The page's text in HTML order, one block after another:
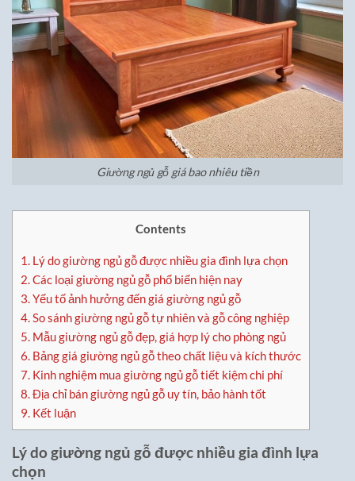
Giường ngủ gỗ giá bao nhiêu tiền
Contents
1. Lý do giường ngủ gỗ được nhiều gia đình lựa chọn
2.Các loại giường ngủ gỗ phổ biến hiện nay
3.Yếu tố ảnh hưởng đến giá giường ngủ gỗ
4.So sánh giường ngủ gỗ tự nhiên và gỗ công nghiệp
5. Mẫu giường ngủ gỗ đẹp, giá hợp lý cho phòng ngủ
6. Bảng giá giường ngủ gỗ theo chất liệu và kích thước
7. Kinh nghiệm mua giường ngủ gỗ tiết kiệm chi phí
8.Địa chỉ bán giường ngủ gỗ uy tín, bảo hành tốt
9. Kết luận
Lý do giường ngủ gỗ được nhiều gia đình lựa
chọn